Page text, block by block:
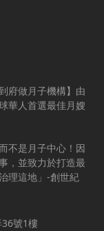
府做月子機構】由
華人首選最佳月嫂
不是月子中心！因
，並致力於打造最
理這地」-創世紀
號1樓